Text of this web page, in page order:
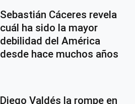
Sebastián Cáceres revela
cuál ha sido la mayor
debilidad del América
desde hace muchos años
Diego Valdés la rompe en